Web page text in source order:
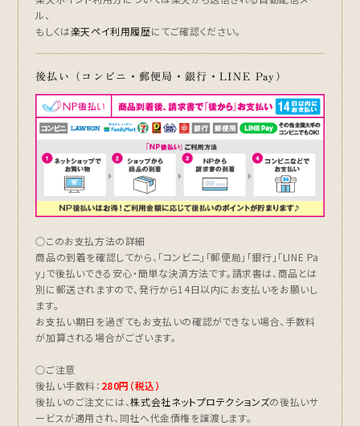
ル、
もしくは楽天ペイ利用履歴にてご確認ください。
後払い（コンビニ・郵便局・銀行・LINE Pay）
○このお支払方法の詳細
商品の到着を確認してから、「コンビニ」「郵便局」「銀行」「LINE Pa
y」で後払いできる安心・簡単な決済方法です。請求書は、 商品とは
別に郵送されますので、発行から14日以内にお支払いをお願いし
ます。
お支払い期日を過ぎてもお支払いの確認ができない場合、手数料
が加算される場合がございます。
○ご注意
後払い手数料： 280円（税込）
後払いのご注文には、株式会社ネットプロテクションズの後払いサ
ービスが適用され、同社へ代金債権を譲渡します。